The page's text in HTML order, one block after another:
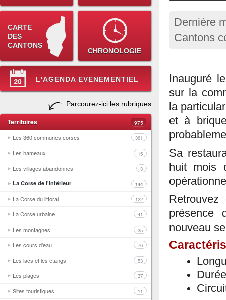
CARTE
DES
CANTONS
CHRONOLOGIE
L'AGENDA EVENEMENTIEL
Parcourez-ici les rubriques
Territoires 975
Les 360 communes corses 361
Les hameaux 15
Les villages abandonnés 3
La Corse de l'intérieur 144
La Corse du littoral 122
La Corse urbaine 41
Les montagnes 35
Les cours d'eau 76
Les lacs et les étangs 53
Les plages 37
Sites touristiques 11
Dernière
Cantons
Inauguré
sur la
la
et à
Sa
huit mois
présence
nouveau